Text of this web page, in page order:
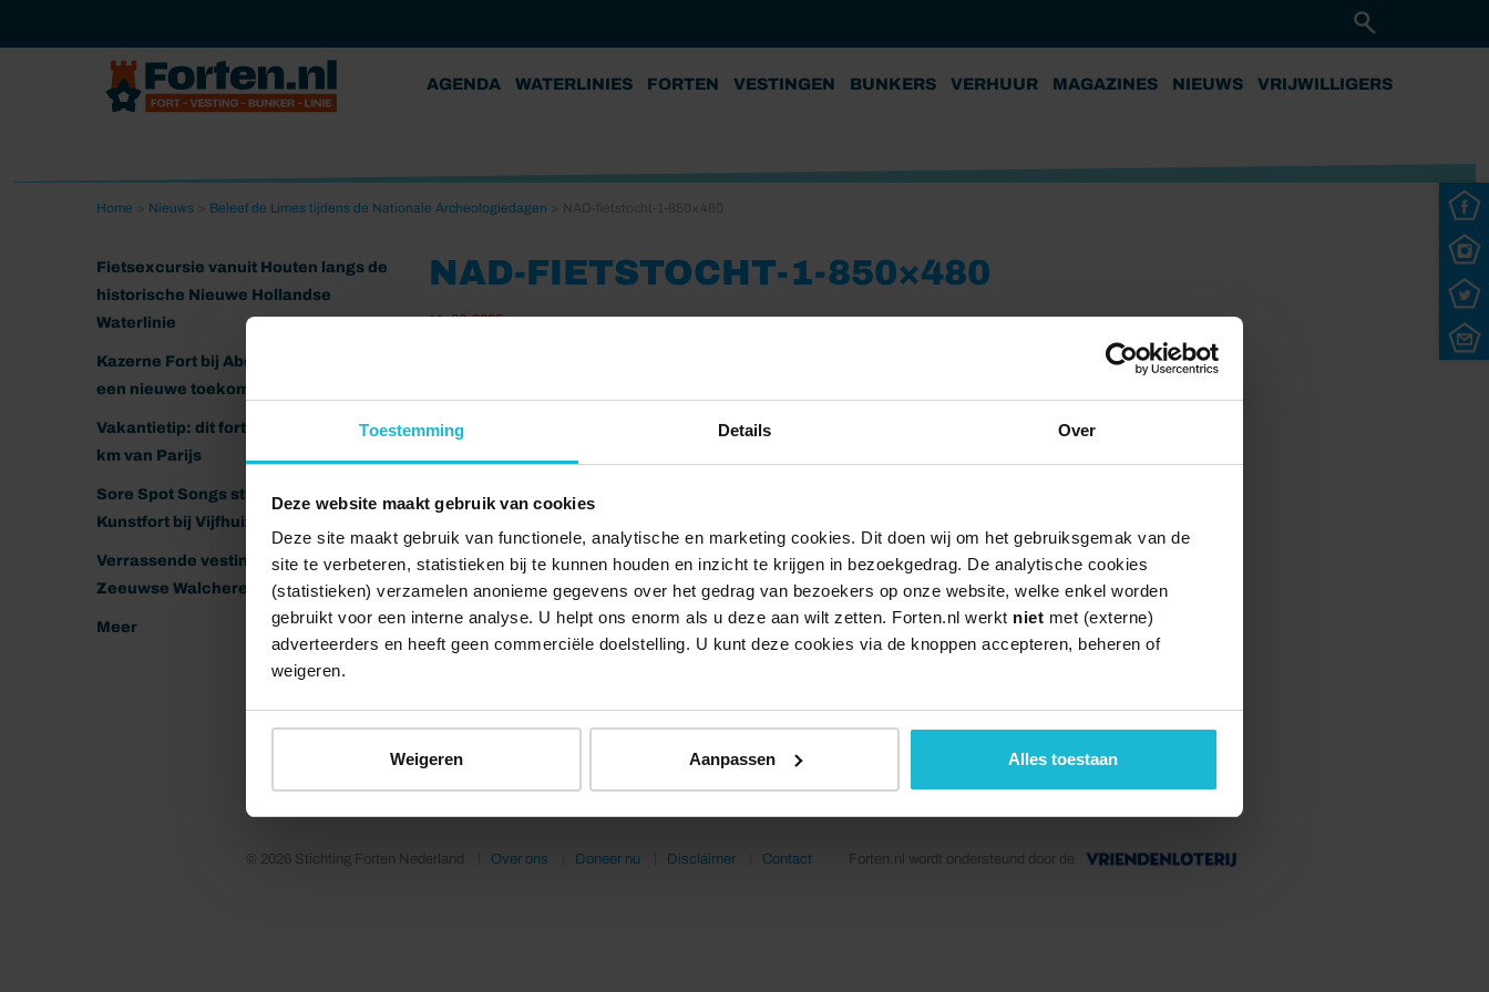
Toestemming Details Over
Deze website maakt gebruik van cookies
Deze site maakt gebruik van functionele, analytische en marketing cookies. Dit doen wij om het gebruiksgemak van de
site te verbeteren, statistieken bij te kunnen houden en inzicht te krijgen in bezoekgedrag. De analytische cookies
(statistieken) verzamelen anonieme gegevens over het gedrag van bezoekers op onze website, welke enkel worden
gebruikt voor een interne analyse. U helpt ons enorm als u deze aan wilt zetten. Forten.nl werkt niet met (externe)
adverteerders en heeft geen commerciële doelstelling. U kunt deze cookies via de knoppen accepteren, beheren of
weigeren.
Weigeren Aanpassen Alles toestaan
AGENDA WATERLINIES FORTEN VESTINGEN BUNKERS VERHUUR MAGAZINES NIEUWS VRIJWILLIGERS
Home Nieuws Beleef de Limes tijdens de Nationale Archeologiedagen
Fietsexcursie vanuit Houten langs de
historische Nieuwe Hollandse
Waterlinie
Kazerne Fort bij Abcoude klaar voor
een nieuwe toekomst
Vakantietip: dit fort ligt nog geen 20
km van Parijs
Sore Spot Songs strijkt neer op het
Kunstfort bij Vijfhuizen
Verrassende vestingen van het
Zeeuwse Walcheren
Meer
NAD-FIETSTOCHT-1-850×480
11-06-2025
© 2026 Stichting Forten Nederland Over ons Doneer nu Disclaimer Contact Forten.nl wordt ondersteund door de